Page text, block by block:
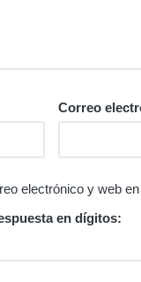
Correo
electrónico y web
en dígitos: